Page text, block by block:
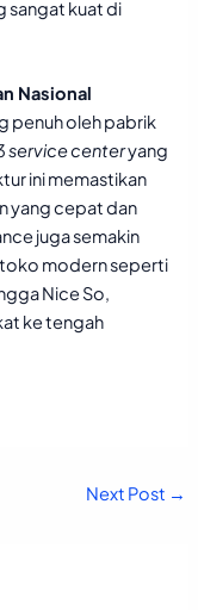
sangat kuat di
Nasional
penuh oleh pabrik
service centeryang
ini memastikan
yang cepat dan
juga semakin
modern seperti
Nice So,
ke tengah
Next Post →